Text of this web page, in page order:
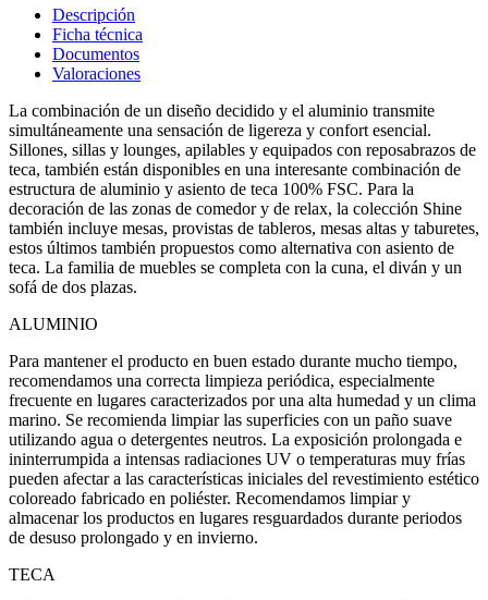
Descripción
Ficha técnica
Documentos
Valoraciones
La combinación de un diseño decidido y el aluminio transmite
simultáneamente una sensación de ligereza y confort esencial.
Sillones, sillas y lounges, apilables y equipados con reposabrazos de
teca, también están disponibles en una interesante combinación de
estructura de aluminio y asiento de teca 100% FSC. Para la
decoración de las zonas de comedor y de relax, la colección Shine
también incluye mesas, provistas de tableros, mesas altas y taburetes,
estos últimos también propuestos como alternativa con asiento de
teca. La familia de muebles se completa con la cuna, el diván y un
sofá de dos plazas.
ALUMINIO
Para mantener el producto en buen estado durante mucho tiempo,
recomendamos una correcta limpieza periódica, especialmente
frecuente en lugares caracterizados por una alta humedad y un clima
marino. Se recomienda limpiar las superficies con un paño suave
utilizando agua o detergentes neutros. La exposición prolongada e
ininterrumpida a intensas radiaciones UV o temperaturas muy frías
pueden afectar a las características iniciales del revestimiento estético
coloreado fabricado en poliéster. Recomendamos limpiar y
almacenar los productos en lugares resguardados durante periodos
de desuso prolongado y en invierno.
TECA